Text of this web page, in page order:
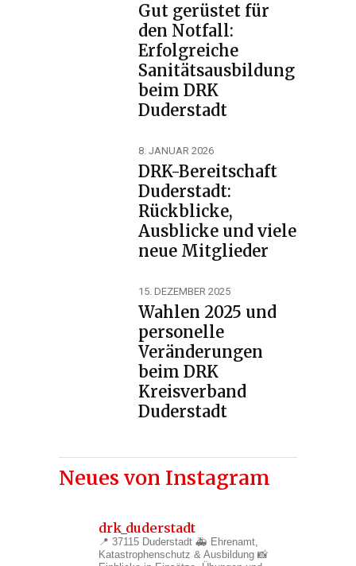
Gut gerüstet für
den Notfall:
Erfolgreiche
Sanitätsausbildung
beim DRK
Duderstadt
8. JANUAR 2026
DRK-Bereitschaft
Duderstadt:
Rückblicke,
Ausblicke und viele
neue Mitglieder
15. DEZEMBER 2025
Wahlen 2025 und
personelle
Veränderungen
beim DRK
Kreisverband
Duderstadt
Neues von Instagram
drk_duderstadt
📍 37115 Duderstadt 🚑 Ehrenamt,
Katastrophenschutz & Ausbildung 📸